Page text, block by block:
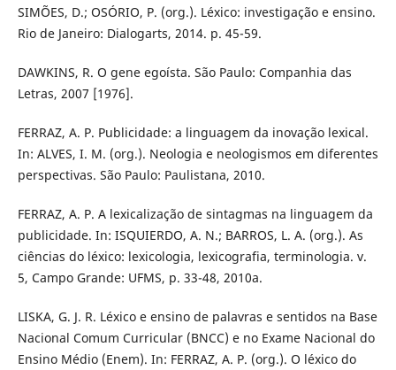
SIMÕES, D.; OSÓRIO, P. (org.). Léxico: investigação e ensino.
Rio de Janeiro: Dialogarts, 2014. p. 45-59.
DAWKINS, R. O gene egoísta. São Paulo: Companhia das
Letras, 2007 [1976].
FERRAZ, A. P. Publicidade: a linguagem da inovação lexical.
In: ALVES, I. M. (org.). Neologia e neologismos em diferentes
perspectivas. São Paulo: Paulistana, 2010.
FERRAZ, A. P. A lexicalização de sintagmas na linguagem da
publicidade. In: ISQUIERDO, A. N.; BARROS, L. A. (org.). As
ciências do léxico: lexicologia, lexicografia, terminologia. v.
5, Campo Grande: UFMS, p. 33-48, 2010a.
LISKA, G. J. R. Léxico e ensino de palavras e sentidos na Base
Nacional Comum Curricular (BNCC) e no Exame Nacional do
Ensino Médio (Enem). In: FERRAZ, A. P. (org.). O léxico do